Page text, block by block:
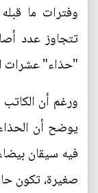
وفترات ما
تتجاوز عدد
"حذاء" عشرات
ورغم أن
يوضح أن
فيه سيقان
صغيرة، تكون